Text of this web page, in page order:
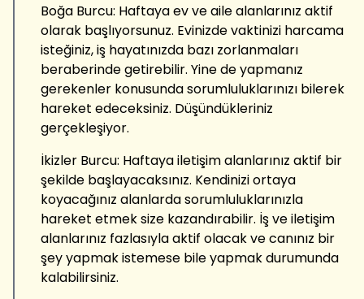
Boğa Burcu: Haftaya ev ve aile alanlarınız aktif
olarak başlıyorsunuz. Evinizde vaktinizi harcama
isteğiniz, iş hayatınızda bazı zorlanmaları
beraberinde getirebilir. Yine de yapmanız
gerekenler konusunda sorumluluklarınızı bilerek
hareket edeceksiniz. Düşündükleriniz
gerçekleşiyor.
İkizler Burcu: Haftaya iletişim alanlarınız aktif bir
şekilde başlayacaksınız. Kendinizi ortaya
koyacağınız alanlarda sorumluluklarınızla
hareket etmek size kazandırabilir. İş ve iletişim
alanlarınız fazlasıyla aktif olacak ve canınız bir
şey yapmak istemese bile yapmak durumunda
kalabilirsiniz.